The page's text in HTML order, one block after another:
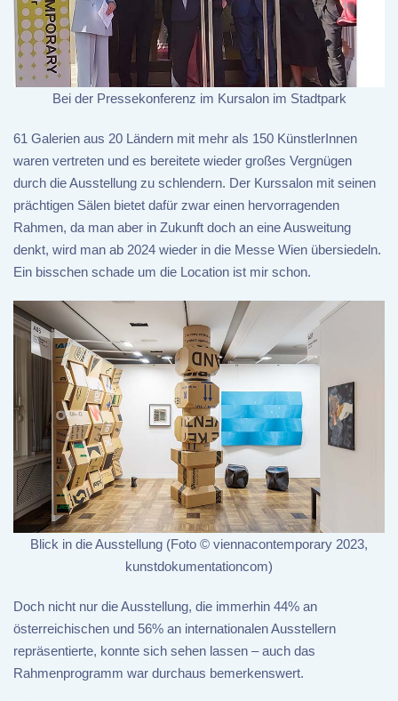
Bei der Pressekonferenz im Kursalon im Stadtpark
61 Galerien aus 20 Ländern mit mehr als 150 KünstlerInnen
waren vertreten und es bereitete wieder großes Vergnügen
durch die Ausstellung zu schlendern. Der Kurssalon mit seinen
prächtigen Sälen bietet dafür zwar einen hervorragenden
Rahmen, da man aber in Zukunft doch an eine Ausweitung
denkt, wird man ab 2024 wieder in die Messe Wien übersiedeln.
Ein bisschen schade um die Location ist mir schon.
Blick in die Ausstellung (Foto © viennacontemporary 2023,
kunstdokumentationcom)
Doch nicht nur die Ausstellung, die immerhin 44% an
österreichischen und 56% an internationalen Ausstellern
repräsentierte, konnte sich sehen lassen – auch das
Rahmenprogramm war durchaus bemerkenswert.